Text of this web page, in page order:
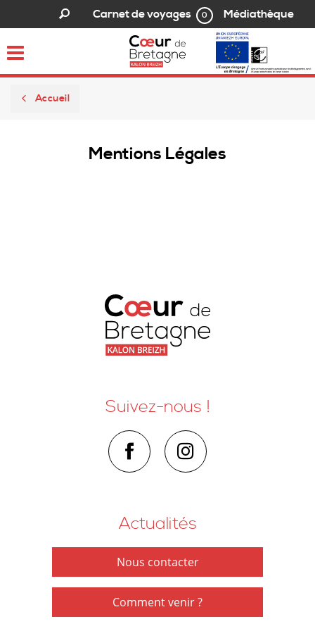
Carnet de voyages 0 Médiathèque
Toggle
Accueil
Mentions Légales
Suivez-nous !
Actualités
Nous contacter
Comment venir ?